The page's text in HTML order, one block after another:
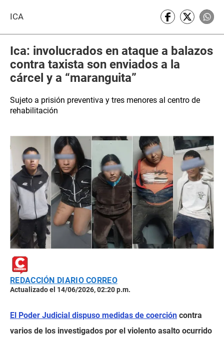
ICA
Ica: involucrados en ataque a balazos
contra taxista son enviados a la
cárcel y a “maranguita”
Sujeto a prisión preventiva y tres menores al centro de
rehabilitación
REDACCIÓN DIARIO CORREO
Actualizado el 14/06/2026, 02:20 p.m.
El Poder Judicial dispuso medidas de coerción contra
varios de los investigados por el violento asalto ocurrido